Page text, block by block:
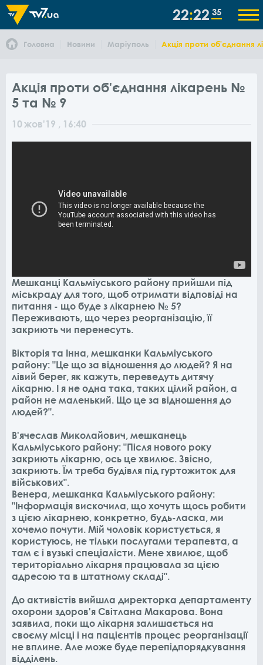
22 22 35
Головна Новини Маріуполь Акція проти об'єднання
Акція проти об'єднання лікарень №
5 та № 9
10 жов'19 , 16:40
Мешканці Кальміуського району прийшли під
міськраду для того, щоб отримати відповіді на
питання - що буде з лікарнею № 5?
Переживають, що через реорганізацію, її
закриють чи перенесуть.
Вікторія та Інна, мешканки Кальміуського
району: "Це що за відношення до людей? Я на
лівий берег, як кажуть, переведуть дитячу
лікарню. І я не одна така, таких цілий район, а
район не маленький. Що це за відношення до
людей?".
В'ячеслав Миколайович, мешканець
Кальміуського району: "Після нового року
закриють лікарню, ось це хвилює. Звісно,
закриють. Їм треба будівля під гуртожиток для
військових".
Венера, мешканка Кальміуського району:
"Інформація вискочила, що хочуть щось робити
з цією лікарнею, конкретно, будь-ласка, ми
хочемо почути. Мій чоловік користується, я
користуюсь, не тільки послугами терапевта, а
там є і вузькі спеціалісти. Мене хвилює, щоб
територіально лікарня працювала за цією
адресою та в штатному складі".
До активістів вийшла директорка департаменту
охорони здоров'я Світлана Макарова. Вона
заявила, поки що лікарня залишається на
своєму місці і на пацієнтів процес реорганізації
не вплине. Але може буде перепідпорядкування
відділень.